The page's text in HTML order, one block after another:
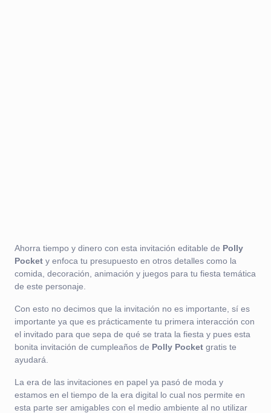
Ahorra tiempo y dinero con esta invitación editable de Polly
Pocket y enfoca tu presupuesto en otros detalles como la
comida, decoración, animación y juegos para tu fiesta temática
de este personaje.
Con esto no decimos que la invitación no es importante, sí es
importante ya que es prácticamente tu primera interacción con
el invitado para que sepa de qué se trata la fiesta y pues esta
bonita invitación de cumpleaños de Polly Pocket gratis te
ayudará.
La era de las invitaciones en papel ya pasó de moda y
estamos en el tiempo de la era digital lo cual nos permite en
esta parte ser amigables con el medio ambiente al no utilizar